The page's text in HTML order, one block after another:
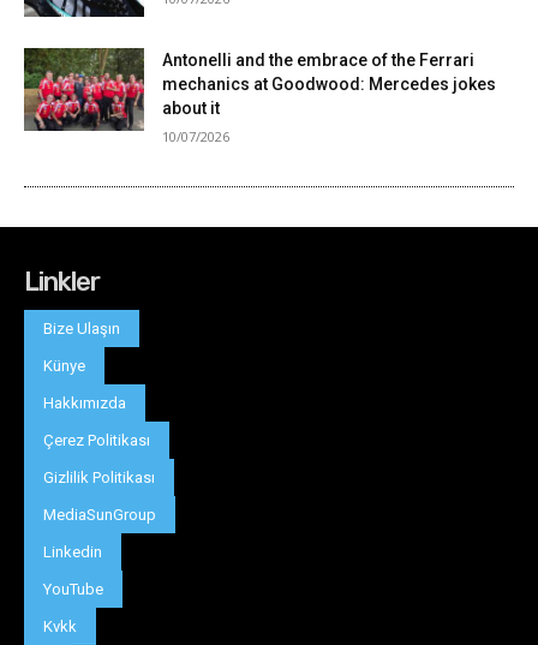
Linkler
Bize Ulaşın
Künye
Hakkımızda
Çerez Politikası
Gizlilik Politikası
MediaSunGroup
Linkedin
YouTube
Kvkk